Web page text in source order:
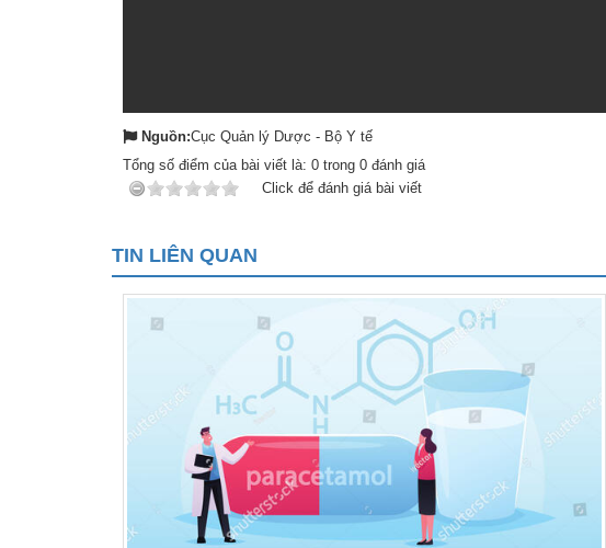
Nguồn:Cục Quản lý Dược - Bộ Y tế
Tổng số điểm của bài viết là: 0 trong 0 đánh giá
Click để đánh giá bài viết
TIN LIÊN QUAN